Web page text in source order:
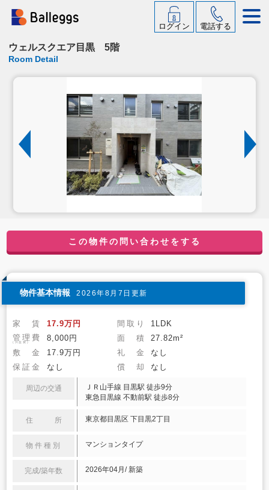
ログイン 電話する
ウェルスクエア目黒 5階
Room Detail
この物件の問い合わせをする
物件基本情報 2026年8月7日更新
家 賃 17.9万円 間取り
1LDK
管理費
(共益費) 8,000円 面 積
27.82m²
敷 金
17.9万円 礼 金
なし
保証金
なし 償 却 なし
周辺の交通
ＪＲ山手線 目黒駅 徒歩9分
東急目黒線 不動前駅 徒歩8分
住 所 東京都目黒区 下目黒2丁目
物件種別 マンションタイプ
完成/築年数 2026年04月/ 新築